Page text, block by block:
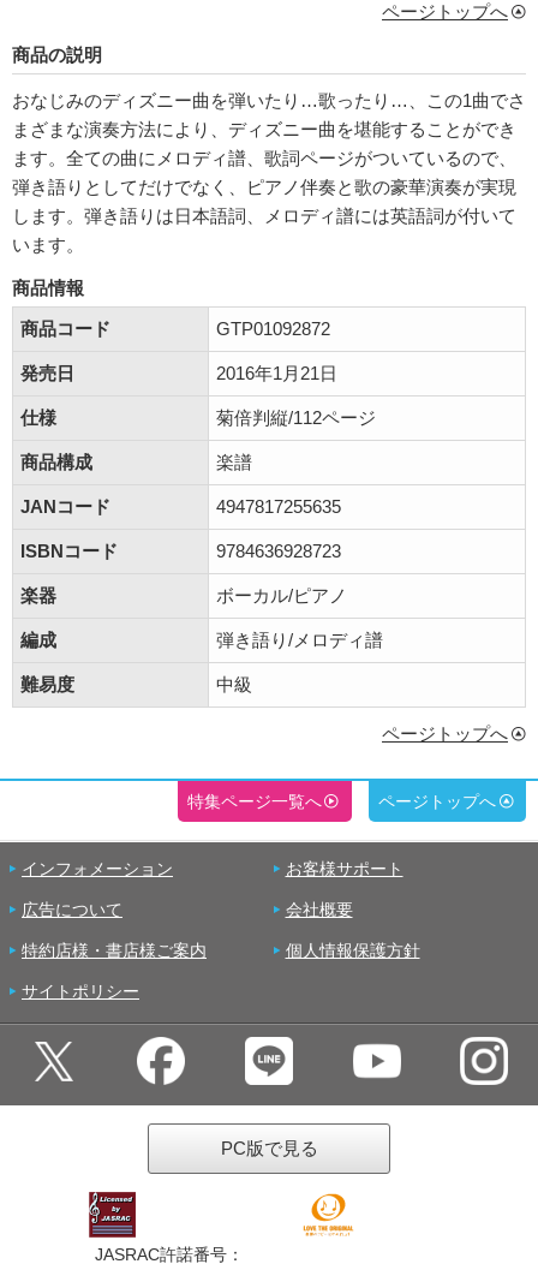
ページトップへ
商品の説明
おなじみのディズニー曲を弾いたり…歌ったり…、この1曲でさ
まざまな演奏方法により、ディズニー曲を堪能することができ
ます。全ての曲にメロディ譜、歌詞ページがついているので、
弾き語りとしてだけでなく、ピアノ伴奏と歌の豪華演奏が実現
します。弾き語りは日本語詞、メロディ譜には英語詞が付いて
います。
商品情報
商品コード
GTP01092872
発売日 2016年1月21日
仕様 菊倍判縦/112ページ
商品構成 楽譜
JANコード 4947817255635
ISBNコード 9784636928723
楽器 ボーカル/ピアノ
編成 弾き語り/メロディ譜
難易度 中級
ページトップへ
特集ページ一覧へ ページトップへ
インフォメーション お客様サポート
広告について 会社概要
特約店様・書店様ご案内 個人情報保護方針
サイトポリシー
PC版で見る
JASRAC許諾番号：